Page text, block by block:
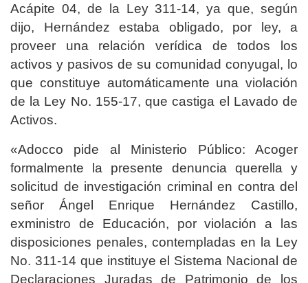
Acápite 04, de la Ley 311-14, ya que, según
dijo, Hernández estaba obligado, por ley, a
proveer una relación verídica de todos los
activos y pasivos de su comunidad conyugal, lo
que constituye automáticamente una violación
de la Ley No. 155-17, que castiga el Lavado de
Activos.
«Adocco pide al Ministerio Público: Acoger
formalmente la presente denuncia querella y
solicitud de investigación criminal en contra del
señor Ángel Enrique Hernández Castillo,
exministro de Educación, por violación a las
disposiciones penales, contempladas en la Ley
No. 311-14 que instituye el Sistema Nacional de
Declaraciones Juradas de Patrimonio de los